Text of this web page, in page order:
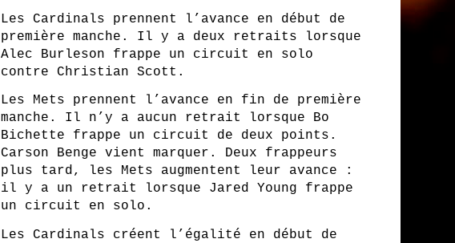
Les Cardinals prennent l’avance en début de
première manche. Il y a deux retraits lorsque
Alec Burleson frappe un circuit en solo
contre Christian Scott.
Les Mets prennent l’avance en fin de première
manche. Il n’y a aucun retrait lorsque Bo
Bichette frappe un circuit de deux points.
Carson Benge vient marquer. Deux frappeurs
plus tard, les Mets augmentent leur avance :
il y a un retrait lorsque Jared Young frappe
un circuit en solo.
Les Cardinals créent l’égalité en début de